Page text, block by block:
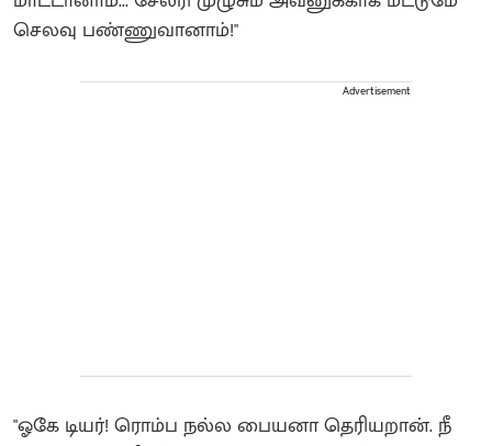
செலவு பண்ணுவானாம்!"
Advertisement
"ஓகே டியர்! ரொம்ப நல்ல பையனா தெரியறான். நீ